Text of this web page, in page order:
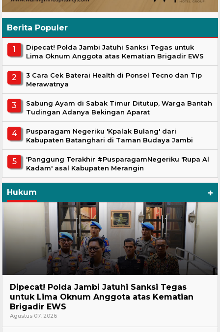
Berita Populer
Dipecat! Polda Jambi Jatuhi Sanksi Tegas untuk
Lima Oknum Anggota atas Kematian Brigadir EWS
3 Cara Cek Baterai Health di Ponsel Tecno dan Tip
Merawatnya
Sabung Ayam di Sabak Timur Ditutup, Warga Bantah
Tudingan Adanya Bekingan Aparat
Pusparagam Negeriku 'Kpalak Bulang' dari
Kabupaten Batanghari di Taman Budaya Jambi
'Panggung Terakhir #PusparagamNegeriku 'Rupa Al
Kadam' asal Kabupaten Merangin
Hukum +
Dipecat! Polda Jambi Jatuhi Sanksi Tegas
untuk Lima Oknum Anggota atas Kematian
Brigadir EWS
Agustus 07, 2026